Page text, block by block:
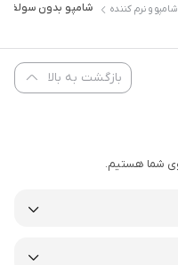
شامپو و نرم کننده شامپو بدون سولفات
بازگشت به بالا